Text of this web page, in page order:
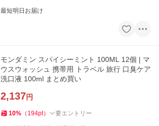
最短明日お届け
モンダミン スパイシーミント 100ML 12個 | マ
ウスウォッシュ 携帯用 トラベル 旅行 口臭ケア
洗口液 100ml まとめ買い
2,137円
10% （ 194pt） 要エントリー